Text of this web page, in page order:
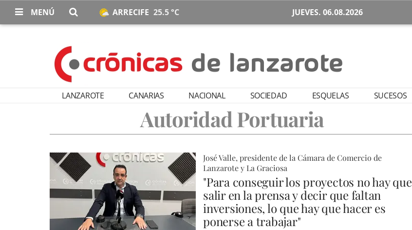
MENÚ ARRECIFE 25.5 °C JUEVES. 06.08.2026
LANZAROTE CANARIAS NACIONAL SOCIEDAD ESQUELAS SUCESOS
Autoridad Portuaria
José Valle, presidente de la Cámara de Comercio de
Lanzarote y La Graciosa
"Para conseguir los proyectos no hay que
salir en la prensa y decir que faltan
inversiones, lo que hay que hacer es
ponerse a trabajar"